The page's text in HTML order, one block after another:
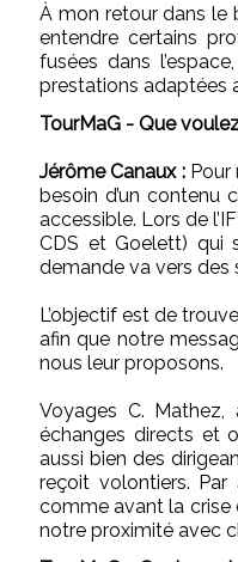
À mon retour dans le
entendre certains
fusées dans
prestations adaptées
TourMaG - Que
Jérôme Canaux : Pour
besoin d’un contenu
accessible. Lors de
CDS et Goelett) qui
demande va vers des
L’objectif est de
afin que notre
nous leur proposons.
Voyages C.
échanges directs et
aussi bien des
reçoit volontiers. Par
comme avant la crise
notre proximité avec